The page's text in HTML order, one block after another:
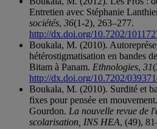
Entretien avec Stéphanie
sociétés, 36(1-2), 263–277.
http://dx.doi.org/10.7202/
Boukala, M. (2010).
hétérostigmatisation en bandes
Bitam à Panam. Ethnologies, 31
http://dx.doi.org/10.7202/
Boukala, M. (2010). Surdité et
fixes pour pensée en
Gourdon. La nouvelle revue de
scolarisation, INS HEA, (49),